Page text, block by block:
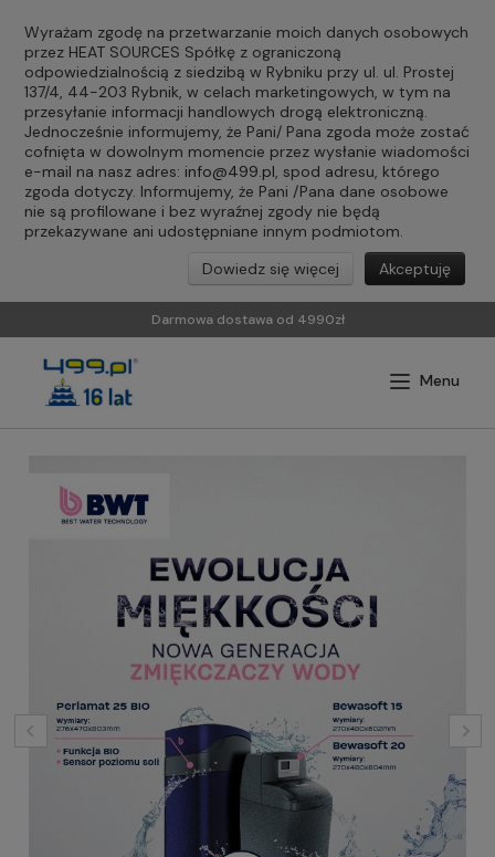
Wyrażam zgodę na przetwarzanie moich danych osobowych
przez HEAT SOURCES Spółkę z ograniczoną
odpowiedzialnością z siedzibą w Rybniku przy ul. ul. Prostej
137/4, 44-203 Rybnik, w celach marketingowych, w tym na
przesyłanie informacji handlowych drogą elektroniczną.
Jednocześnie informujemy, że Pani/ Pana zgoda może zostać
cofnięta w dowolnym momencie przez wysłanie wiadomości
e-mail na nasz adres: info@499.pl, spod adresu, którego
zgoda dotyczy. Informujemy, że Pani /Pana dane osobowe
nie są profilowane i bez wyraźnej zgody nie będą
przekazywane ani udostępniane innym podmiotom.
Akceptuję
Dowiedz się więcej
Darmowa dostawa od 4990zł